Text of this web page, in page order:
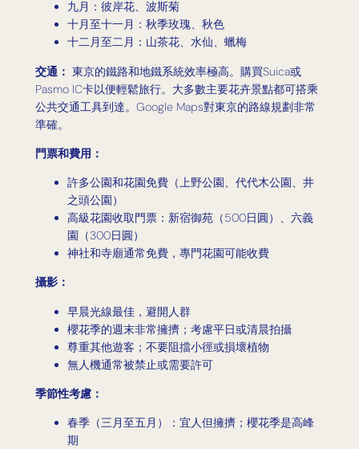
九月：彼岸花、波斯菊
十月至十一月：秋季玫瑰、秋色
十二月至二月：山茶花、水仙、蠟梅
交通： 東京的鐵路和地鐵系統效率極高。購買Suica或
Pasmo IC卡以便輕鬆旅行。大多數主要花卉景點都可搭乘
公共交通工具到達。Google Maps對東京的路線規劃非常
準確。
門票和費用：
許多公園和花園免費（上野公園、代代木公園、井
之頭公園）
高級花園收取門票：新宿御苑（500日圓）、六義
園（300日圓）
神社和寺廟通常免費，專門花園可能收費
攝影：
早晨光線最佳，避開人群
櫻花季的週末非常擁擠；考慮平日或清晨拍攝
尊重其他遊客；不要阻擋小徑或損壞植物
無人機通常被禁止或需要許可
季節性考慮：
春季（三月至五月）：宜人但擁擠；櫻花季是高峰
期